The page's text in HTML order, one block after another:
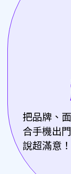
把品牌、
合手機出
說超滿意！